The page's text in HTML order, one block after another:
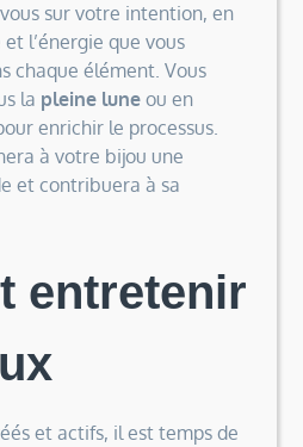
sur votre intention, en
l’énergie que vous
chaque élément. Vous
la pleine luneou en
enrichir le processus.
à votre bijou une
et contribuera à sa
entretenir
et actifs, il est temps de